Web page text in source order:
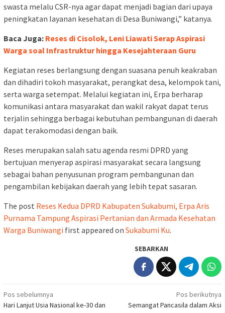
swasta melalu CSR-nya agar dapat menjadi bagian dari upaya
peningkatan layanan kesehatan di Desa Buniwangi,” katanya.
Baca Juga: Reses di Cisolok, Leni Liawati Serap Aspirasi
Warga soal Infrastruktur hingga Kesejahteraan Guru
Kegiatan reses berlangsung dengan suasana penuh keakraban
dan dihadiri tokoh masyarakat, perangkat desa, kelompok tani,
serta warga setempat. Melalui kegiatan ini, Erpa berharap
komunikasi antara masyarakat dan wakil rakyat dapat terus
terjalin sehingga berbagai kebutuhan pembangunan di daerah
dapat terakomodasi dengan baik.
Reses merupakan salah satu agenda resmi DPRD yang
bertujuan menyerap aspirasi masyarakat secara langsung
sebagai bahan penyusunan program pembangunan dan
pengambilan kebijakan daerah yang lebih tepat sasaran.
The post Reses Kedua DPRD Kabupaten Sukabumi, Erpa Aris
Purnama Tampung Aspirasi Pertanian dan Armada Kesehatan
Warga Buniwangi first appeared on Sukabumi Ku.
SEBARKAN
Navigasi
Pos sebelumnya
Hari Lanjut Usia Nasional ke-30 dan
Pos berikutnya
Semangat Pancasila dalam Aksi